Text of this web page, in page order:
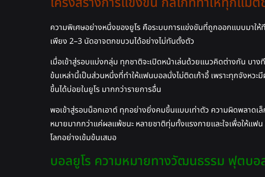
ความพิเศษอย่างหนึ่งของยูโร คือระบบการแข่งขันที่ถูกออกแบบมาใ
เพียง 2–3 นัดอาจตกขบวนได้อย่างไม่ทันตั้งตัว
เมื่อเข้าสู่รอบแบ่งกลุ่ม ทุกชาติจะเปิดหน้าเล่นด้วยแนวคิดต่างกัน บ
ข้นเหล่านี้เป็นส่วนหนึ่งที่ทำให้แฟนบอลนั่งไม่ติดเก้าอี้ เพราะทุกจังห
ขึ้นได้บ่อยในยูโร มากกว่ารายการอื่น
พอเข้าสู่รอบน็อกเอาต์ ทุกอย่างยิ่งคมขึ้นแบบเท่าตัว ความผิดพลาดเ
หมายมากกว่าแค่ผลแพ้ชนะ หลายชาติทุ่มทั้งแรงกายและใจเพื่อให้แฟ
โลกอย่างเข้มข้นเสมอ
บอลยูโร ความหมายทางวัฒนธรรม ฟุตบอ